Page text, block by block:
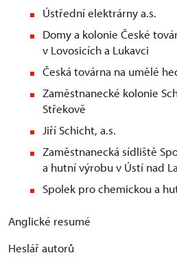
Ústřední elektrárny a.s.
Domy a kolonie České
v Lovosicích a Lukavci
Česká továrna na umělé
Zaměstnanecké kolonie
Střekově
Jiří Schicht, a.s.
Zaměstnanecká sídliště
a hutní výrobu v Ústí nad
Spolek pro chemickou a
Anglické resumé
Heslář autorů